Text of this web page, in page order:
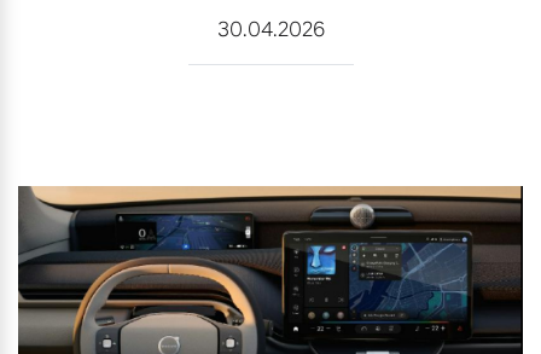
Aktuelle Zubehörangebote
Volvo Gebrauchtwagenbörse
Gebrauchtwagen
Aktuelle Zubehörangebote
Unser Team
Unsere News & Events
30.04.2026